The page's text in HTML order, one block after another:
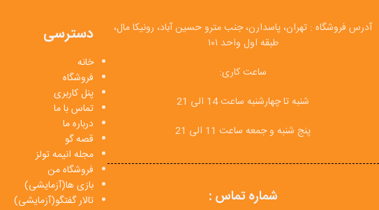
آدرس فروشگاه : تهران، پاسدارن، جنب مترو حسین آباد، رونیکا مال،
طبقه اول واحد ۱۰۱
ساعت کاری:
شنبه تا چهارشنبه ساعت 14 الی 21
پنج شنبه و جمعه ساعت 11 الی 21
شماره تماس :
دسترسی
خانه
فروشگاه
پنل کاربری
تماس با ما
درباره ما
قصه گو
مجله انیمه تولز
فروشگاه من
بازی ها(آزمایشی)
تالار گفتگو(آزمایشی)